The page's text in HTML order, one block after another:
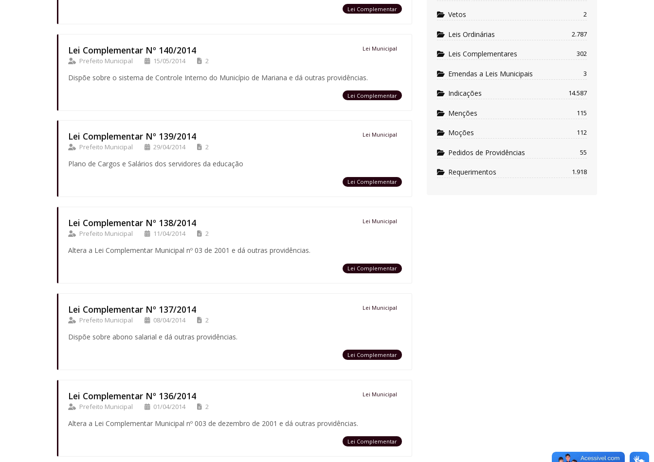
Lei Complementar
Lei Complementar Nº 140/2014 Lei Municipal
Prefeito Municipal 15/05/2014 2
Dispõe sobre o sistema de Controle Interno do Município de Mariana e dá outras providências.
Lei Complementar
Lei Complementar Nº 139/2014 Lei Municipal
Prefeito Municipal 29/04/2014 2
Plano de Cargos e Salários dos servidores da educação
Lei Complementar
Lei Complementar Nº 138/2014 Lei Municipal
Prefeito Municipal 11/04/2014 2
Altera a Lei Complementar Municipal nº 03 de 2001 e dá outras providências.
Lei Complementar
Lei Complementar Nº 137/2014 Lei Municipal
Prefeito Municipal 08/04/2014 2
Dispõe sobre abono salarial e dá outras providências.
Lei Complementar
Lei Complementar Nº 136/2014 Lei Municipal
Prefeito Municipal 01/04/2014 2
Altera a Lei Complementar Municipal nº 003 de dezembro de 2001 e dá outras providências.
Lei Complementar
Vetos 2
Leis Ordinárias 2.787
Leis Complementares 302
Emendas a Leis Municipais 3
Indicações 14.587
Menções 115
Moções 112
Pedidos de Providências 55
Requerimentos 1.918